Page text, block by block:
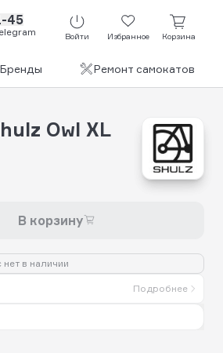
45
Войти Избранное Корзина
Бренды Ремонт самокатов
Owl XL
В корзину
в наличии
Подробнее